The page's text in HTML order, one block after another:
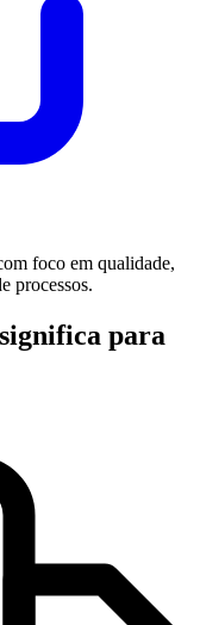
foco em qualidade,
processos.
para